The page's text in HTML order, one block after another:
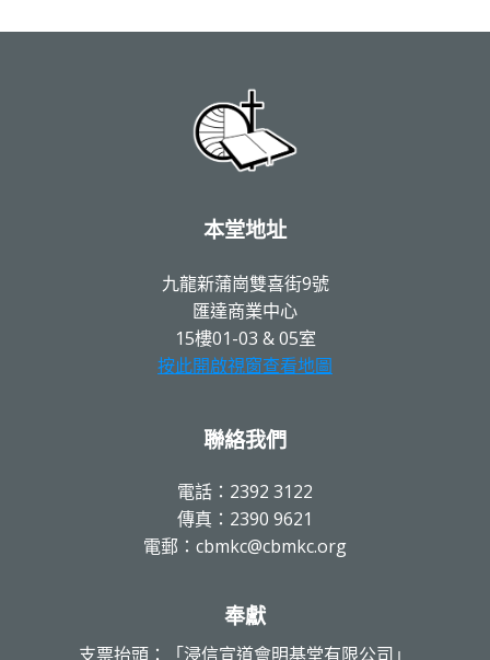
本堂地址
九龍新蒲崗雙喜街9號
匯達商業中心
15樓01-03 & 05室
按此開啟視窗查看地圖
聯絡我們
電話：2392 3122
傳真：2390 9621
電郵：cbmkc@cbmkc.org
奉獻
支票抬頭：「浸信宣道會明基堂有限公司」